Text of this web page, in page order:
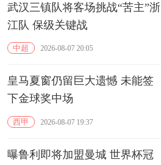
武汉三镇队将客场挑战“苦主”浙
江队 保级关键战
中超 2026-08-07 20:05
皇马夏窗仍留巨大遗憾 未能签
下金球奖中场
西甲 2026-08-07 19:37
曝鲁利即将加盟曼城 世界杯冠